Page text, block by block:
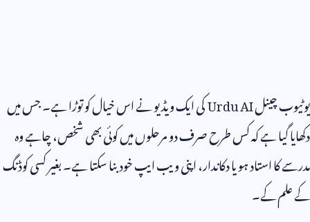
یوٹیوب چینلUrdu AIکی ایک ویڈیو نے اس خیال کو توڑا ہے۔ جس میں
دکھایا گیا ہے کہ کس طرح صرف دو مرحلوں میں کوئی بھی شخص، چاہے وہ
مدرسے کا استاد ہو یا دکاندار، اپنی ویب ایپ خود بنا سکتا ہے۔ بغیر کسی کوڈنگ
کے علم کے۔